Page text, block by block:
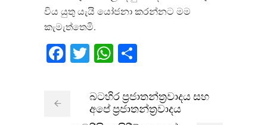
විය යුතු යැයි යෝජනා කරන්නට මම
කැමැත්තෙමි.
Facebook
TwitterWhatsApp
බටහිර ප්‍රජාතන්ත්‍රවාදය සහ
අපේ ප්‍රජාතන්ත්‍රවාදය